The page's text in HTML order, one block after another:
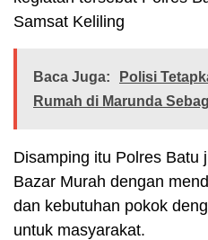
Samsat Keliling
Baca Juga:
Polisi
Rumah di Marunda
Disamping itu Polres Batu
Bazar Murah dengan
dan kebutuhan pokok
untuk masyarakat.